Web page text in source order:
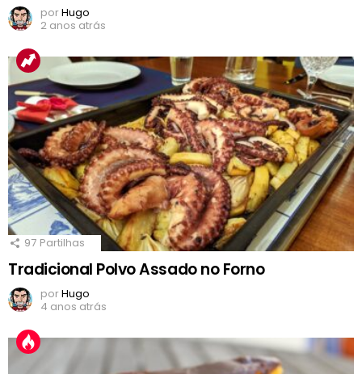
porHugo
2 anos atrás
97 Partilhas
Tradicional Polvo Assado no Forno
porHugo
4 anos atrás